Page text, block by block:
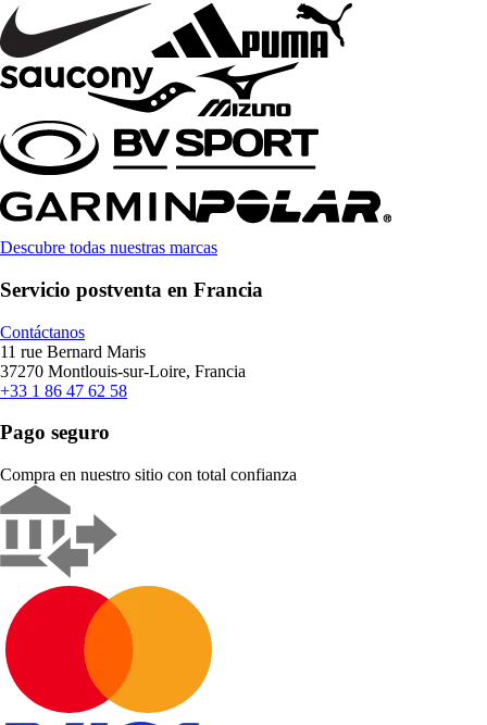
Descubre todas nuestras marcas
Servicio postventa en Francia
Contáctanos
11 rue Bernard Maris
37270 Montlouis-sur-Loire, Francia
+33 1 86 47 62 58
Pago seguro
Compra en nuestro sitio con total confianza